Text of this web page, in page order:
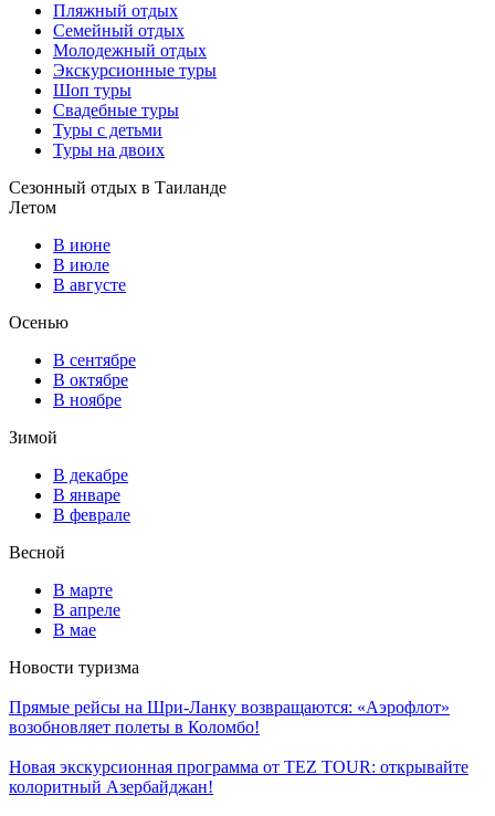
Пляжный отдых
Семейный отдых
Молодежный отдых
Экскурсионные туры
Шоп туры
Свадебные туры
Туры с детьми
Туры на двоих
Сезонный отдых в Таиланде
Летом
В июне
В июле
В августе
Осенью
В сентябре
В октябре
В ноябре
Зимой
В декабре
В январе
В феврале
Весной
В марте
В апреле
В мае
Новости туризма
Прямые рейсы на Шри-Ланку возвращаются: «Аэрофлот»
возобновляет полеты в Коломбо!
Новая экскурсионная программа от TEZ TOUR: открывайте
колоритный Азербайджан!